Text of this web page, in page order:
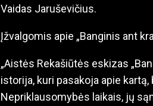
Vaidas Jaruševičius.
Įžvalgomis apie „Banginis ant
„Aistės Rekašiūtės eskizas
istorija, kuri pasakoja apie
Nepriklausomybės laikais, jų